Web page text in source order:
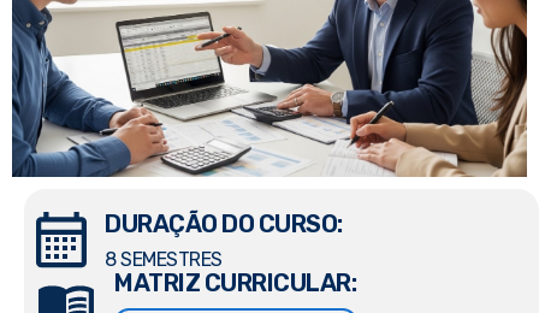
DURAÇÃO DO CURSO:
8 SEMESTRES
MATRIZ CURRICULAR: